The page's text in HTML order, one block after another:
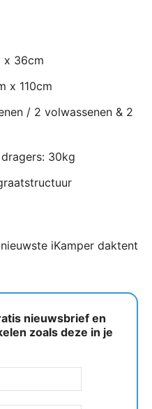
x 36cm
x 110cm
/ 2 volwassenen & 2
30kg
iKamper daktent
nieuwsbrief en
zoals deze in je